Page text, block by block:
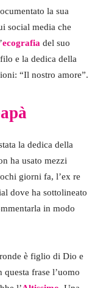
la sua
social media che
ecografia del suo
e la dedica della
“Il nostro amore”.
la dedica della
ha usato mezzi
giorni fa, l’ex re
dove ha sottolineato
in modo
è figlio di Dio e
frase l’uomo